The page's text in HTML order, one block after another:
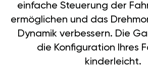
einfache Steuerung der
ermöglichen und das
Dynamik verbessern. Die
die Konfiguration Ihres
kinderleicht.